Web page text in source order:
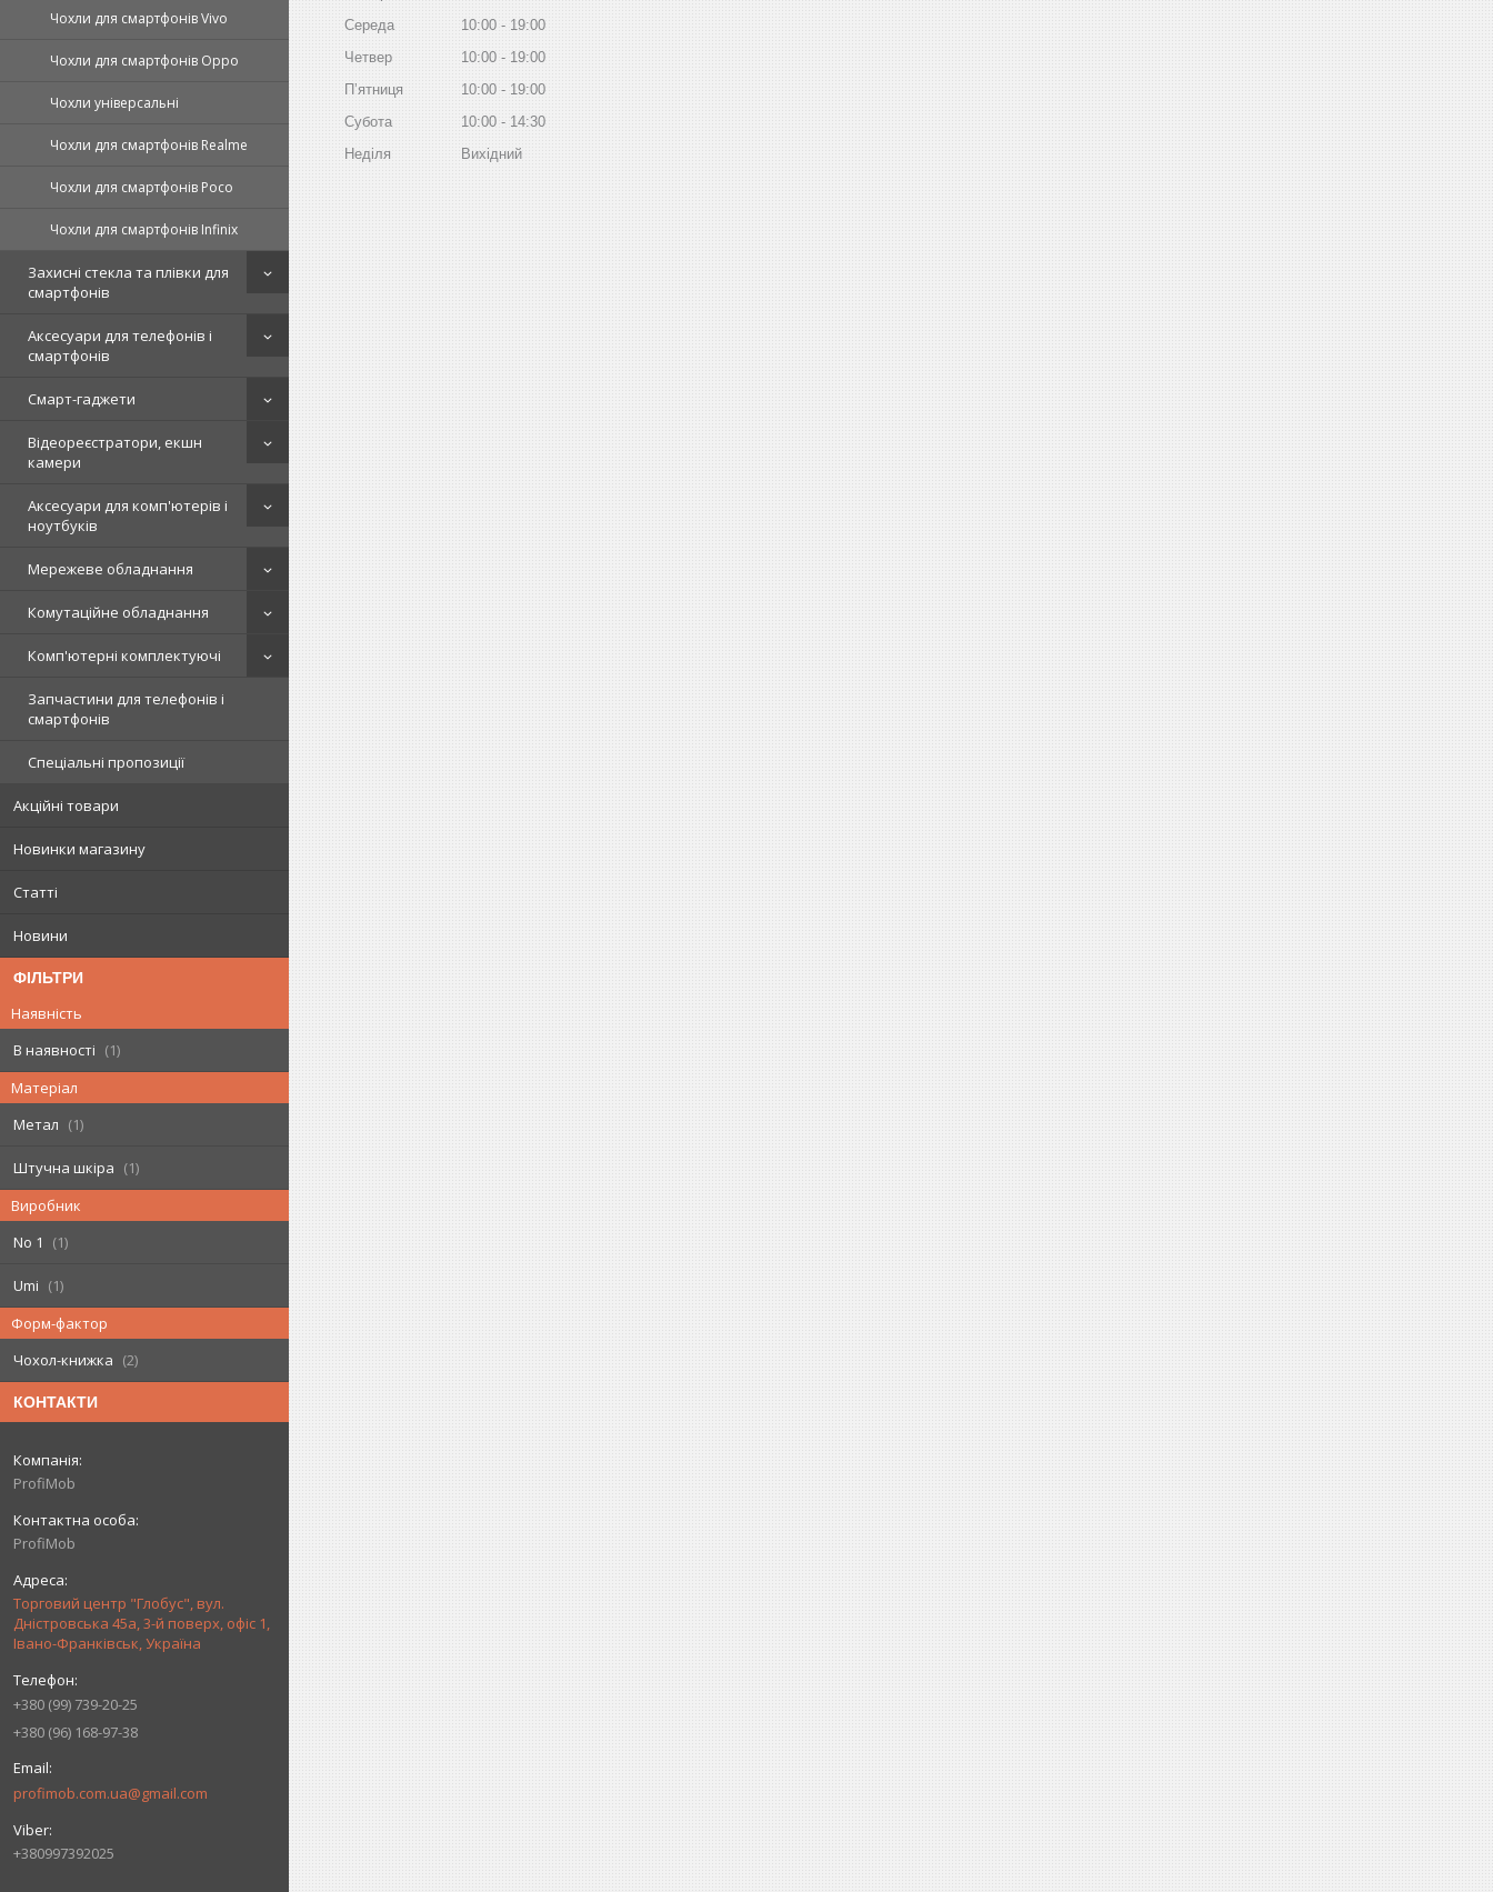
Чохли для смартфонів Vivo
Чохли для смартфонів Oppo
Чохли універсальні
Чохли для смартфонів Realme
Чохли для смартфонів Poco
Чохли для смартфонів Infinix
Захисні стекла та плівки для
смартфонів
Аксесуари для телефонів і
смартфонів
Смарт-гаджети
Відеореєстратори, екшн
камери
Аксесуари для комп'ютерів і
ноутбуків
Мережеве обладнання
Комутаційне обладнання
Комп'ютерні комплектуючі
Запчастини для телефонів і
смартфонів
Спеціальні пропозиції
Акційні товари
Новинки магазину
Статті
Новини
ФІЛЬТРИ
Наявність
В наявності
1
Матеріал
Метал
1
Штучна шкіра
1
Виробник
No 1
1
Umi
1
Форм-фактор
Чохол-книжка
2
КОНТАКТИ
ProfiMob
ProfiMob
Торговий центр "Глобус", вул.
Дністровська 45а, 3-й поверх, офіс 1,
Івано-Франківськ, Україна
+380 (99) 739-20-25
+380 (96) 168-97-38
profimob.com.ua@gmail.com
+380997392025
Середа
10:00
19:00
Четвер
10:00
19:00
Пʼятниця
10:00
19:00
Субота
10:00
14:30
Неділя
Вихідний